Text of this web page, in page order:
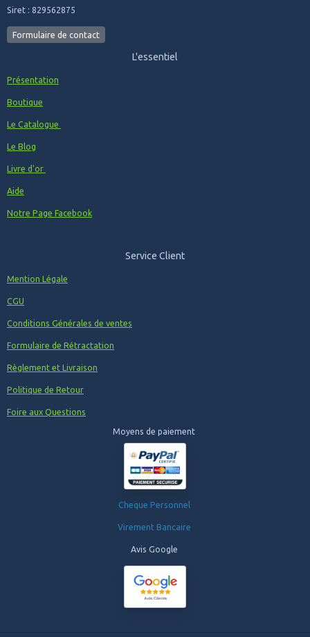
Siret : 829562875
Formulaire de contact
L'essentiel
Présentation
Boutique
Le Catalogue
Le Blog
Livre d'or
Aide
Notre Page Facebook
Service Client
Mention Légale
CGU
Conditions Générales de ventes
Formulaire de Rétractation
Règlement et Livraison
Politique de Retour
Foire aux Questions
Moyens de paiement
Cheque Personnel
Virement Bancaire
Avis Google